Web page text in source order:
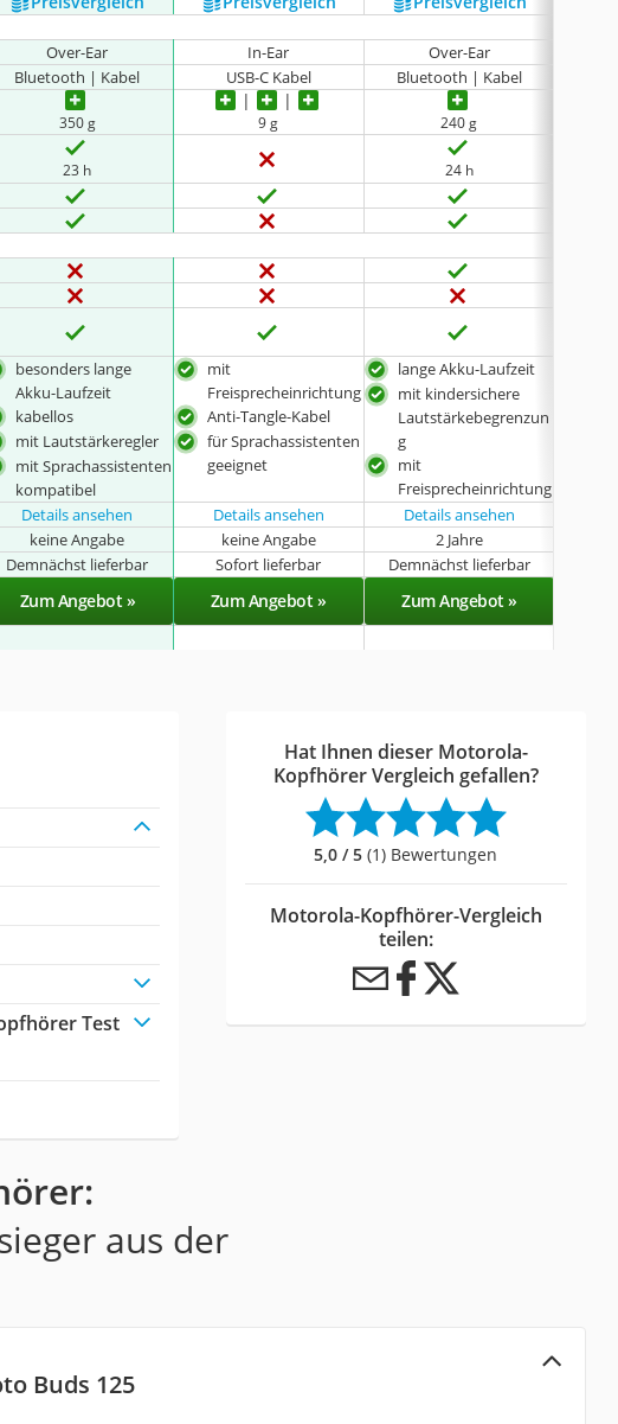
Over-Ear In-Ear
Over-Ear
Bluetooth | Kabel USB-C Kabel Bluetooth | Kabel
350 g 9 g ‎240 g
23 h 24 h
besonders lange
Akku-Laufzeit
kabellos
mit Lautstärkeregler
mit Sprachassistenten
kompatibel
mit
Freisprecheinrichtung
Anti-Tangle-Kabel
für Sprachassistenten
geeignet
lange Akku-Laufzeit
mit kindersichere
Lautstärkebegrenzun
g
mit
Freisprecheinrichtung
Details ansehen Details ansehen
Details ansehen
keine Angabe keine Angabe 2 Jahre
Demnächst lieferbar Sofort lieferbar Demnächst lieferbar
Zum Angebot » Zum Angebot » Zum Angebot »
Test
Hat Ihnen dieser Motorola-
Kopfhörer Vergleich gefallen?
5,0 / 5 (1) Bewertungen
Motorola-Kopfhörer-Vergleich
teilen:
aus der
Buds 125